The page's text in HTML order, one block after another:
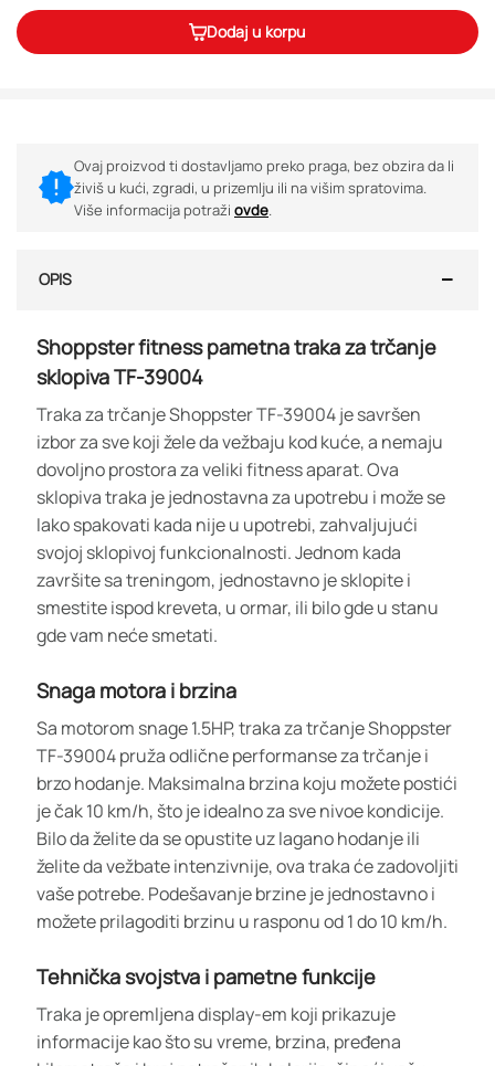
Dodaj u korpu
Ovaj proizvod ti dostavljamo preko praga, bez obzira da li
živiš u kući, zgradi, u prizemlju ili na višim spratovima.
Više informacija potraži ovde
OPIS
Shoppster fitness pametna traka za trčanje
sklopiva TF-39004
Traka za trčanje Shoppster TF-39004 je savršen
izbor za sve koji žele da vežbaju kod kuće, a nemaju
dovoljno prostora za veliki fitness aparat. Ova
sklopiva traka je jednostavna za upotrebu i može se
lako spakovati kada nije u upotrebi, zahvaljujući
svojoj sklopivoj funkcionalnosti. Jednom kada
završite sa treningom, jednostavno je sklopite i
smestite ispod kreveta, u ormar, ili bilo gde u stanu
gde vam neće smetati.
Snaga motora i brzina
Sa motorom snage 1.5HP, traka za trčanje Shoppster
TF-39004 pruža odlične performanse za trčanje i
brzo hodanje. Maksimalna brzina koju možete postići
je čak 10 km/h, što je idealno za sve nivoe kondicije.
Bilo da želite da se opustite uz lagano hodanje ili
želite da vežbate intenzivnije, ova traka će zadovoljiti
vaše potrebe. Podešavanje brzine je jednostavno i
možete prilagoditi brzinu u rasponu od 1 do 10 km/h.
Tehnička svojstva i pametne funkcije
Traka je opremljena display-em koji prikazuje
informacije kao što su vreme, brzina, pređena